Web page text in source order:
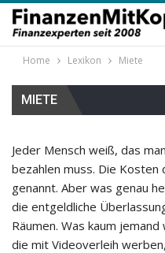
Home Lexikon Miete
MIETE
Jeder Mensch weiß, das
bezahlen muss. Die
genannt. Aber was genau
die entgeldliche
Räumen. Was kaum
die mit Videoverleih